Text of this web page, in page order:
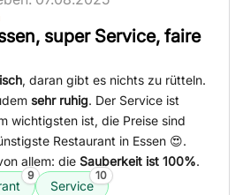
super Service, faire
, daran gibt es nichts zu rütteln.
sehr ruhig. Der Service ist
wichtigsten ist, die Preise sind
Restaurant in Essen 😍.
allem: die Sauberkeit ist 100%.
9
Service
10